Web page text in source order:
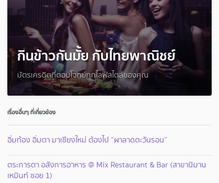
กินข้าวกันมั้ย กับไทยพาณิชย์
บัตรเครดิตที่ตอบโจทย์ทุกไลฟ์สไตล์ของคุณ
เรื่องอื่นๆ ที่เกี่ยวข้อง
อิ่มท้อง อิ่มตา มาเชียงใหม่ ต้องไป “ผาลาดตะวันรอน”
ตระการตา อลังการอาหาร @ Mix Restaurant & Bar (สาขานิมาน
เหมินท์ ซอย 1)